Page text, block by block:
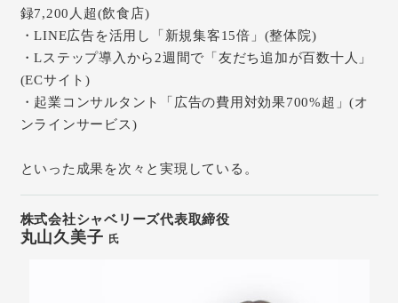
録7,200人超(飲食店)
・LINE広告を活用し「新規集客15倍」(整体院)
・Lステップ導入から2週間で「友だち追加が百数十人」
(ECサイト)
・起業コンサルタント「広告の費用対効果700%超」(オ
ンラインサービス)
といった成果を次々と実現している。
株式会社シャベリーズ代表取締役
丸山久美子 氏